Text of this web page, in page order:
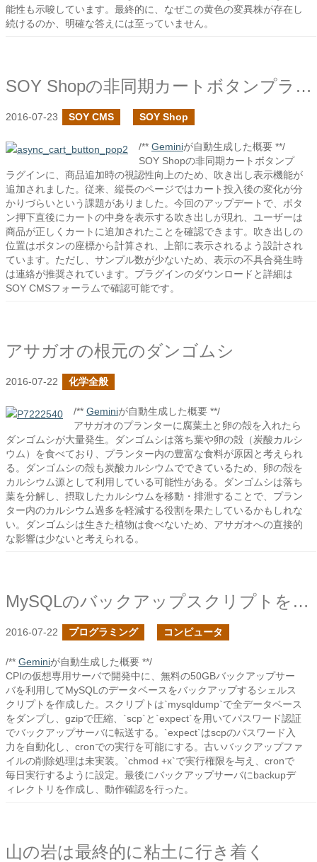
能性も示唆しています。最終的に、なぜこの黄色の変異株が存在し
続けるのか、明確な答えには至っていません。
SOY Shopの非同期カートボタンプラグインでボタンを押した後にフキダシ表示を追加してみた
2016-07-23 SOY CMS SOY Shop
/** Geminiが自動生成した概要 **/
SOY Shopの非同期カートボタンプ
ラグインに、商品追加時の視認性向上のため、吹き出し表示機能が
追加されました。従来、縦長のページではカート投入後の変化が分
かりづらいという課題がありました。今回のアップデートで、ボタ
ン押下直後にカートの中身を表示する吹き出しが現れ、ユーザーは
商品が正しくカートに追加されたことを確認できます。吹き出しの
位置はボタンの座標から計算され、上部に表示されるよう設計され
ています。ただし、サンプル数が少ないため、表示の不具合発生時
は連絡が推奨されています。プラグインのダウンロードと詳細は
SOY CMSフォーラムで確認可能です。
アサガオの根元のダンゴムシ
2016-07-22 化学全般
/** Geminiが自動生成した概要 **/
アサガオのプランターに腐葉土と卵の殻を入れたら
ダンゴムシが大量発生。ダンゴムシは落ち葉や卵の殻（炭酸カルシ
ウム）を食べており、プランター内の豊富な食料が原因と考えられ
る。ダンゴムシの殻も炭酸カルシウムでできているため、卵の殻を
カルシウム源として利用している可能性がある。ダンゴムシは落ち
葉を分解し、摂取したカルシウムを移動・排泄することで、プラン
ター内のカルシウム過多を軽減する役割を果たしているかもしれな
い。ダンゴムシは生きた植物は食べないため、アサガオへの直接的
な影響は少ないと考えられる。
MySQLのバックアップスクリプトを作成してみた
2016-07-22 プログラミング コンピュータ
/** Geminiが自動生成した概要 **/
CPIの仮想専用サーバで開発中に、無料の50GBバックアップサー
バを利用してMySQLのデータベースをバックアップするシェルス
クリプトを作成した。スクリプトは`mysqldump`で全データベース
をダンプし、gzipで圧縮、`scp`と`expect`を用いてパスワード認証
でバックアップサーバに転送する。`expect`はscpのパスワード入
力を自動化し、cronでの実行を可能にする。古いバックアップファ
イルの削除処理は未実装。`chmod +x`で実行権限を与え、cronで
毎日実行するように設定。最後にバックアップサーバにbackupデ
ィレクトリを作成し、動作確認を行った。
山の岩は最終的に粘土に行き着く